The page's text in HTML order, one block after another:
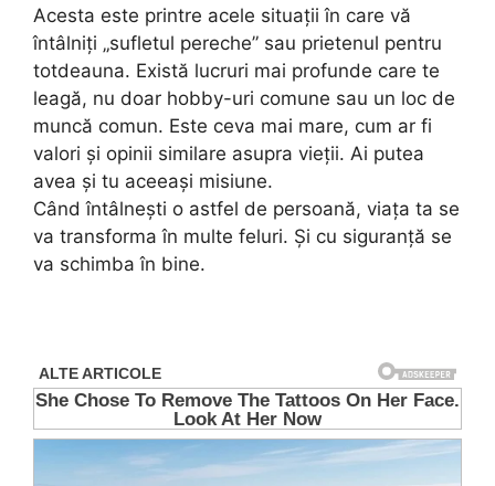
Acesta este printre acele situații în care vă
întâlniți „sufletul pereche” sau prietenul pentru
totdeauna. Există lucruri mai profunde care te
leagă, nu doar hobby-uri comune sau un loc de
muncă comun. Este ceva mai mare, cum ar fi
valori și opinii similare asupra vieții. Ai putea
avea și tu aceeași misiune.
Când întâlnești o astfel de persoană, viața ta se
va transforma în multe feluri. Și cu siguranță se
va schimba în bine.